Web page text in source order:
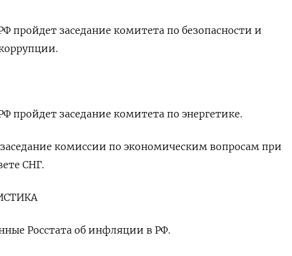
пройдет заседание комитета по безопасности и
пройдет заседание комитета по энергетике.
комиссии по экономическим вопросам при
СНГ.
Росстата об инфляции в РФ.